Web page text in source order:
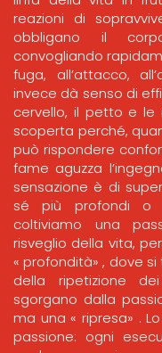
reazioni di
obbligano il
convogliando
fuga, all’attacco,
invece dà senso di
cervello, il petto e le
scoperta perché,
può rispondere
fame aguzza
sensazione è di
sé più profondi o
coltiviamo una
risveglio della vita,
« profondità» , dove
della ripetizione
sgorgano dalla
ma una « ripresa» .
passione: ogni